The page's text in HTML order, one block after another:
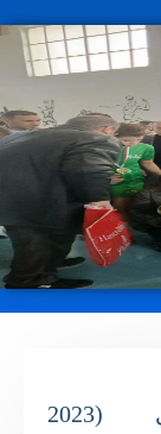
تجسيدا للبرنامج السنوي (2023